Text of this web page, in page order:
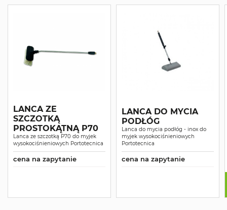
LANCA ZE
SZCZOTKĄ
PROSTOKĄTNĄ P70
Lanca ze szczotką P70 do myjek
wysokociśnieniowych Portotecnica
cena na zapytanie
LANCA DO MYCIA
PODŁÓG
Lanca do mycia podłóg - inox do
myjek wysokociśnieniowych
Portotecnica
cena na zapytanie